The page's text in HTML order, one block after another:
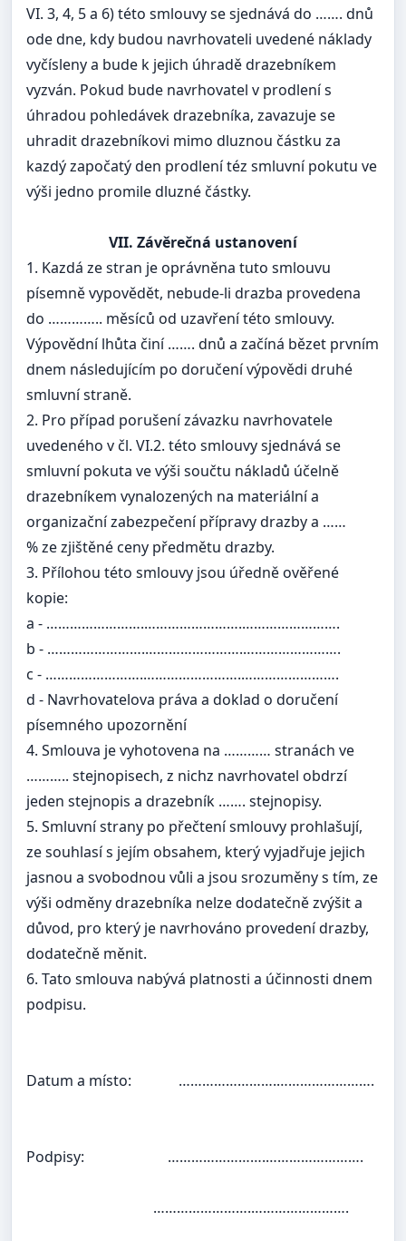
VI. 3, 4, 5 a 6) této smlouvy se sjednává do ……. dnů
ode dne, kdy budou navrhovateli uvedené náklady
vyčísleny a bude k jejich úhradě drazebníkem
vyzván. Pokud bude navrhovatel v prodlení s
úhradou pohledávek drazebníka, zavazuje se
uhradit drazebníkovi mimo dluznou částku za
kazdý započatý den prodlení téz smluvní pokutu ve
výši jedno promile dluzné částky.
VII. Závěrečná ustanovení
1. Kazdá ze stran je oprávněna tuto smlouvu
písemně vypovědět, nebude-li drazba provedena
do ………….. měsíců od uzavření této smlouvy.
Výpovědní lhůta činí ……. dnů a začíná bězet prvním
dnem následujícím po doručení výpovědi druhé
smluvní straně.
2. Pro případ porušení závazku navrhovatele
uvedeného v čl. VI.2. této smlouvy sjednává se
smluvní pokuta ve výši součtu nákladů účelně
drazebníkem vynalozených na materiální a
organizační zabezpečení přípravy drazby a ……
% ze zjištěné ceny předmětu drazby.
3. Přílohou této smlouvy jsou úředně ověřené
kopie:
a - …………………….…………………….…………………….
b - …………………….…………………….…………………….
c - …………………….…………………….…………………….
d - Navrhovatelova práva a doklad o doručení
písemného upozornění
4. Smlouva je vyhotovena na ………… stranách ve
……….. stejnopisech, z nichz navrhovatel obdrzí
jeden stejnopis a drazebník ……. stejnopisy.
5. Smluvní strany po přečtení smlouvy prohlašují,
ze souhlasí s jejím obsahem, který vyjadřuje jejich
jasnou a svobodnou vůli a jsou srozuměny s tím, ze
výši odměny drazebníka nelze dodatečně zvýšit a
důvod, pro který je navrhováno provedení drazby,
dodatečně měnit.
6. Tato smlouva nabývá platnosti a účinnosti dnem
podpisu.
Datum a místo: …………………….…………………….
Podpisy: …………………….…………………….
…………………….…………………….